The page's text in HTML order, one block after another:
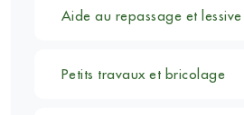
Aide au repassage et lessive
Petits travaux et bricolage